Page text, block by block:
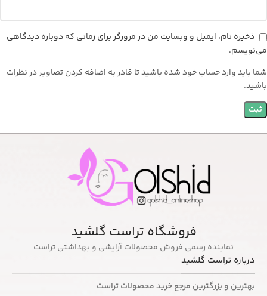
ذخیره نام، ایمیل و وبسایت من در مرورگر برای زمانی که دوباره دیدگاهی
می‌نویسم.
شما باید وارد حساب خود شده باشید تا قادر به اضافه کردن تصاویر در نظرات
باشید.
فروشگاه تراست گلشید
نماینده رسمی فروش محصولات آرایشی و بهداشتی تراست
درباره تراست گلشید
بهترین و بزرگترین مرجع خرید محصولات تراست